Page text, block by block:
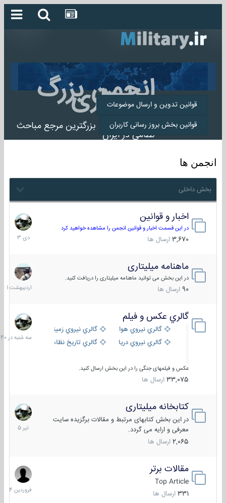
انجمن بزرگ
میلیتاری
انجمن میلیتاری بزرگترین مرجع مباحث
نظامی در ایران
قوانین تدوین و ارسال موضوعات
قوانین بخش بروز رسانی کاربران
انجمن ها
بخش داخلی
اخبار و قوانین
در این قسمت اخبار و قوانین انجمن را مشاهده خواهید کرد
3,670 ارسال ها
22
دی
1403
ماهنامه میلیتاری
در این بخش می توانید ماهنامه میلیتاری را دریافت کنید.
90 ارسال ها
30
1401
گالري عكس و فيلم
گالري نيروي هوايي
گالري نيروي زميني
گالري نيروي دريايي
گالري تاریخ نظامی
عکس و فیلمهای جنگی را در این بخش ارسال کنید.
33,075 ارسال ها
سه
شنبه
در
کتابخانه میلیتاری
در این بخش کتابهای مرتبط و مقالات برگزیده سایت
معرفی و ارایه می گردد.
2,065 ارسال ها
16
تیر
1405
مقالات برتر
Top Article
331 ارسال ها
29
فروردین
1404